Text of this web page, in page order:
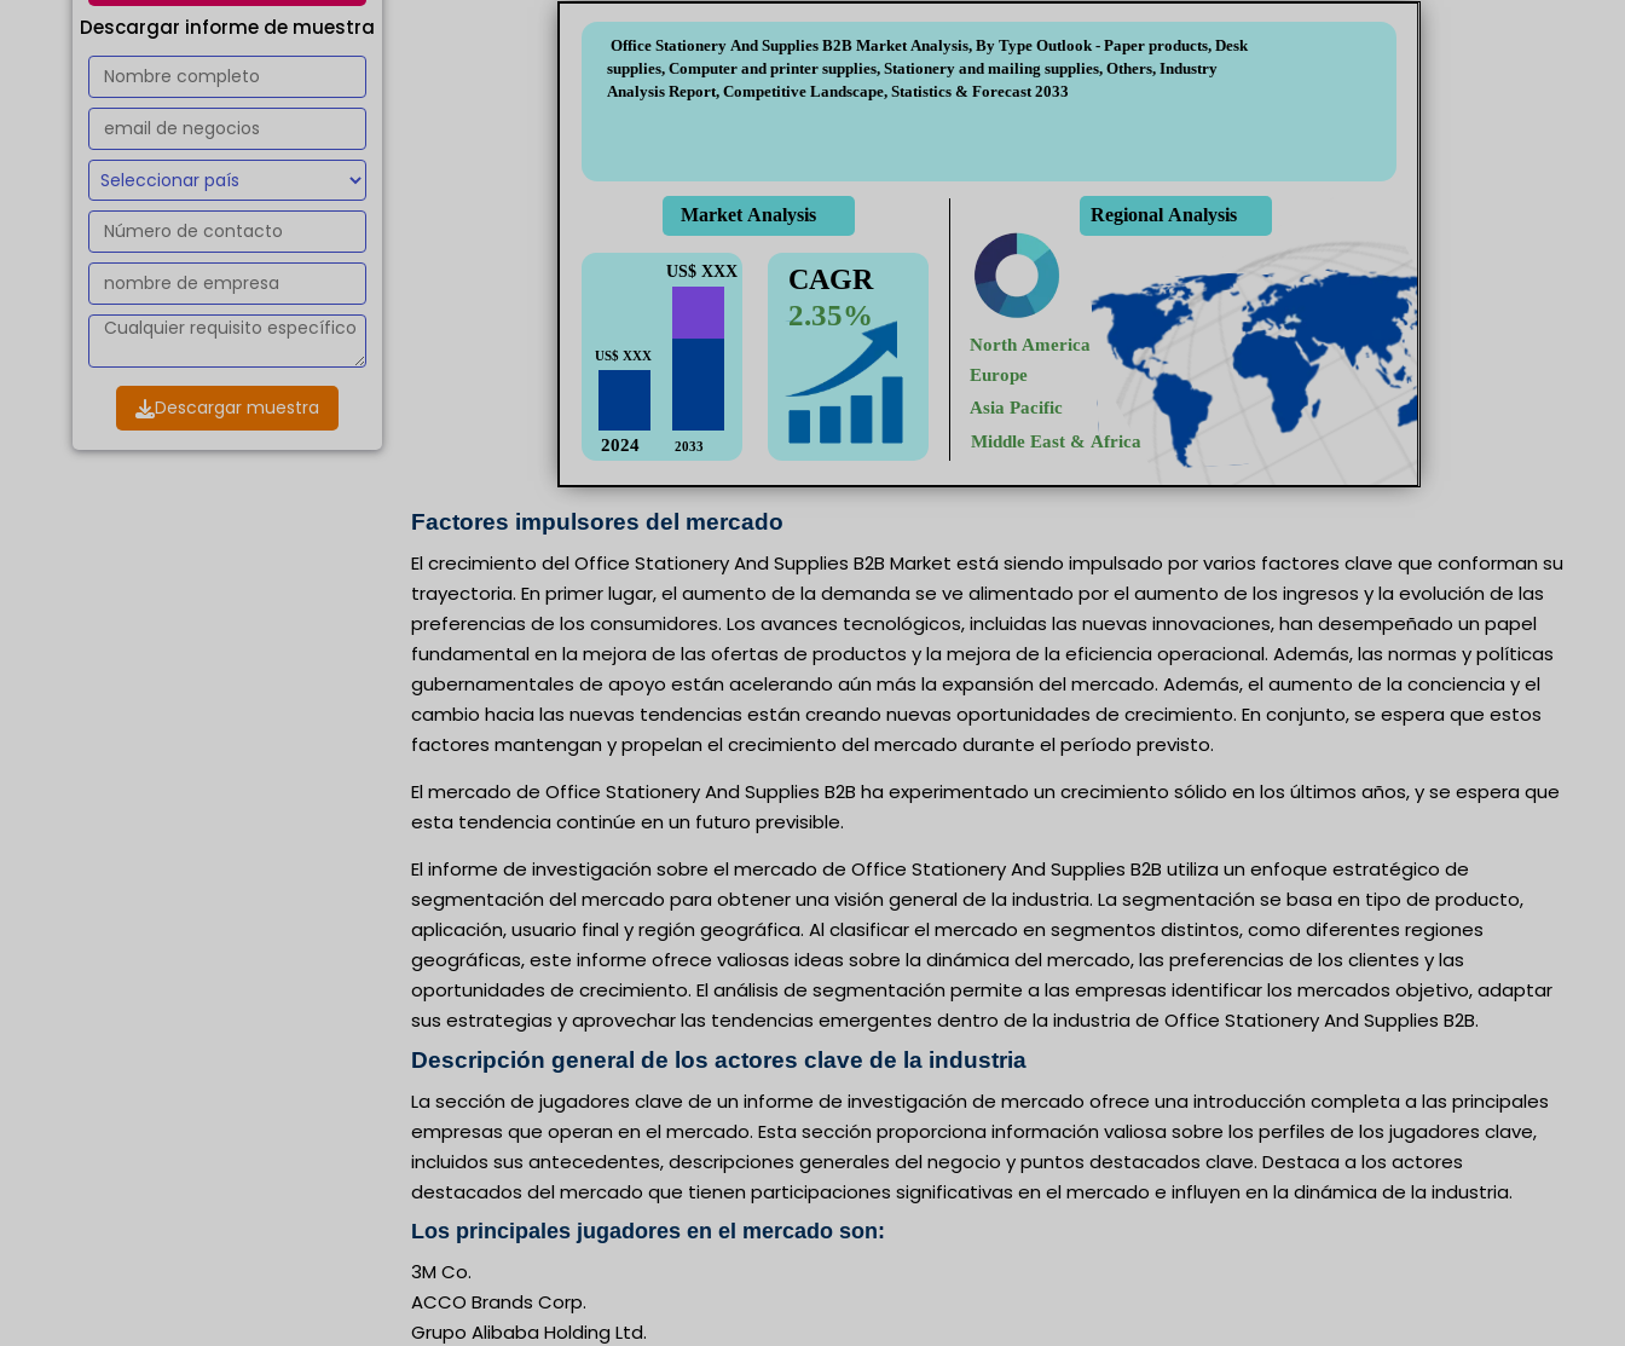
Descargar informe de muestra
Descargar muestra
Factores impulsores del mercado
El crecimiento del Office Stationery And Supplies B2B Market está siendo impulsado por varios factores clave que conforman su
trayectoria. En primer lugar, el aumento de la demanda se ve alimentado por el aumento de los ingresos y la evolución de las
preferencias de los consumidores. Los avances tecnológicos, incluidas las nuevas innovaciones, han desempeñado un papel
fundamental en la mejora de las ofertas de productos y la mejora de la eficiencia operacional. Además, las normas y políticas
gubernamentales de apoyo están acelerando aún más la expansión del mercado. Además, el aumento de la conciencia y el
cambio hacia las nuevas tendencias están creando nuevas oportunidades de crecimiento. En conjunto, se espera que estos
factores mantengan y propelan el crecimiento del mercado durante el período previsto.
El mercado de Office Stationery And Supplies B2B ha experimentado un crecimiento sólido en los últimos años, y se espera que
esta tendencia continúe en un futuro previsible.
El informe de investigación sobre el mercado de Office Stationery And Supplies B2B utiliza un enfoque estratégico de
segmentación del mercado para obtener una visión general de la industria. La segmentación se basa en tipo de producto,
aplicación, usuario final y región geográfica. Al clasificar el mercado en segmentos distintos, como diferentes regiones
geográficas, este informe ofrece valiosas ideas sobre la dinámica del mercado, las preferencias de los clientes y las
oportunidades de crecimiento. El análisis de segmentación permite a las empresas identificar los mercados objetivo, adaptar
sus estrategias y aprovechar las tendencias emergentes dentro de la industria de Office Stationery And Supplies B2B.
Descripción general de los actores clave de la industria
La sección de jugadores clave de un informe de investigación de mercado ofrece una introducción completa a las principales
empresas que operan en el mercado. Esta sección proporciona información valiosa sobre los perfiles de los jugadores clave,
incluidos sus antecedentes, descripciones generales del negocio y puntos destacados clave. Destaca a los actores
destacados del mercado que tienen participaciones significativas en el mercado e influyen en la dinámica de la industria.
Los principales jugadores en el mercado son:
3M Co.
ACCO Brands Corp.
Grupo Alibaba Holding Ltd.